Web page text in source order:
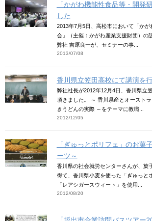
「かがわ機能性食品等・開発
した
2013年7月5日、高松市において「か
会」（主催：かがわ産業支援財団）の
弊社 吉原良一が、セミナーの事...
2013/07/08
香川県立笠田高校にて講演を
弊社社長が2012年12月4日、香川県立
頂きました。 ～ 香川県産とオースト
きうどんの実際 ～をテーマに教職...
2012/12/05
「ぎゅっとポリフェ」のお菓
ーツ～
香川県の社会就労センターさんが、菓
得て、香川県小麦を使った「ぎゅっと
「レアシガースウィート」を使用...
2012/08/20